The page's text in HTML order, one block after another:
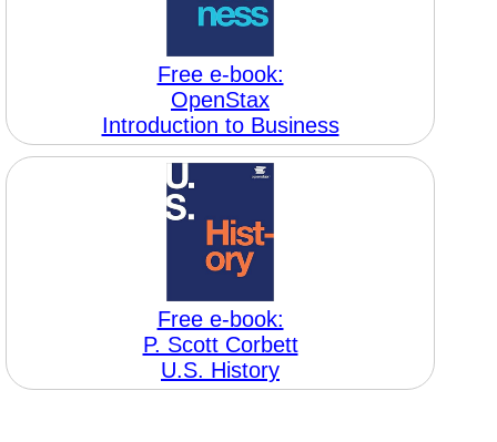
Free e-book:
OpenStax
Introduction to Business
Free e-book:
P. Scott Corbett
U.S. History